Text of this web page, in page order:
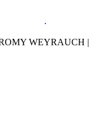
.
WEYRAUCH |